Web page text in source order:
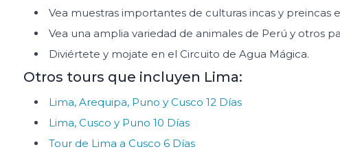
Vea muestras importantes de culturas incas y
Vea una amplia variedad de animales de Perú y otros
Diviértete y mojate en el Circuito de Agua Mágica.
Otros tours que incluyen Lima:
Lima, Arequipa, Puno y Cusco 12 Días
Lima, Cusco y Puno 10 Días
Tour de Lima a Cusco 6 Días